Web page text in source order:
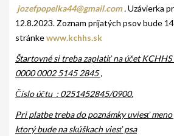
KONTAKT
jozefpopelka44@gmail.com.Uzávierka
12.8.2023. Zoznam prijatých psov bude
stránkewww.kchhs.sk
Štartovné si treba zaplatiť na účet
0000 0002 5145 2845 ,
Číslo účtu : 0251452845/0900.
Pri platbe treba do poznámky uviesť
ktorý bude na skúškach viesť psa